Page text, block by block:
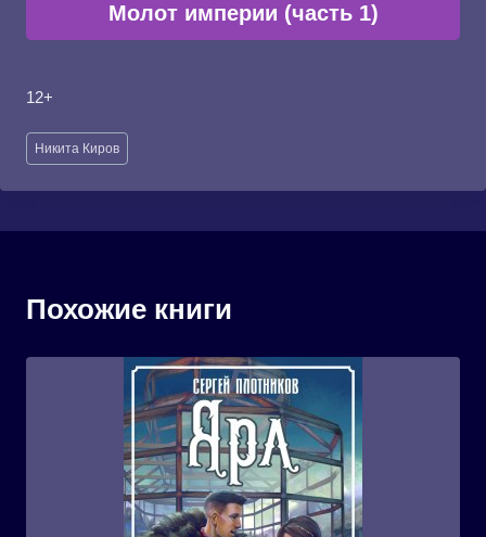
Молот империи (часть 1)
12+
Метки
записи:
Никита Киров
Похожие книги